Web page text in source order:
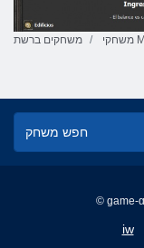
משחקים ברשת
iw